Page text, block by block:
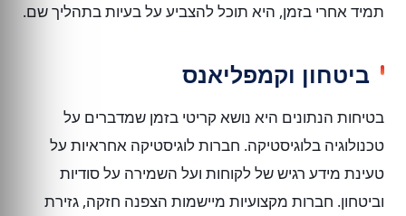
תמיד אחרי בזמן, היא תוכל להצביע על בעיות בתהליך שם.
ביטחון וקמפליאנס
בטיחות הנתונים היא נושא קריטי בזמן שמדברים על
טכנולוגיה בלוגיסטיקה. חברות לוגיסטיקה אחראיות על
טעינת מידע רגיש של לקוחות ועל השמירה על סודיות
וביטחון. חברות מקצועיות מיישמות הצפנה חזקה, גזירת